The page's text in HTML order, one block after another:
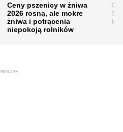
Ceny pszenicy w żniwa
2026 rosną, ale mokre
żniwa i potrącenia
niepokoją rolników
REKLAMA